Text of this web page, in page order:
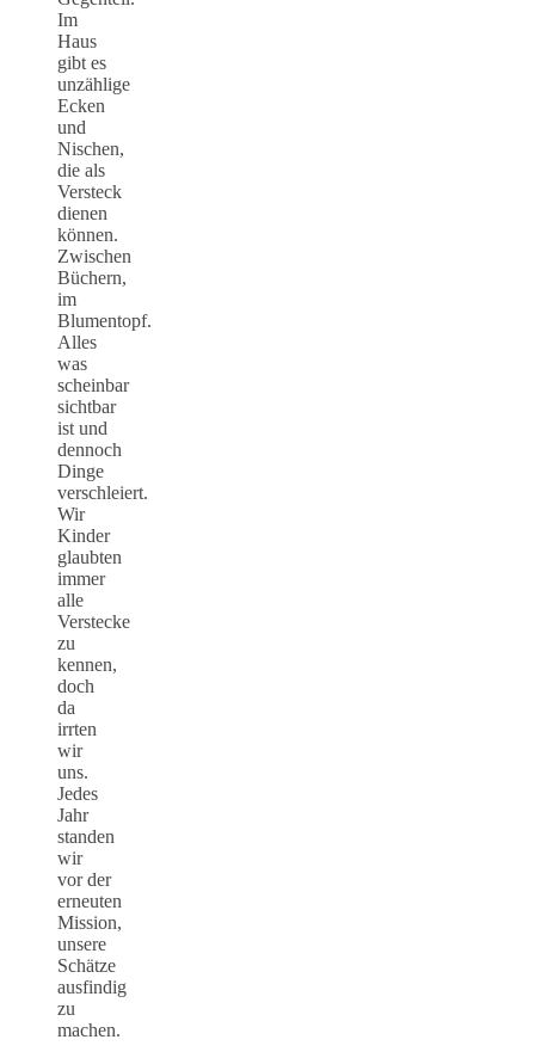
Im
Haus
gibt es
unzählige
Ecken
und
Nischen,
die als
Versteck
dienen
können.
Zwischen
Büchern,
im
Blumentopf.
Alles
was
scheinbar
sichtbar
ist und
dennoch
Dinge
verschleiert.
Wir
Kinder
glaubten
immer
alle
Verstecke
zu
kennen,
doch
da
irrten
wir
uns.
Jedes
Jahr
standen
wir
vor der
erneuten
Mission,
unsere
Schätze
ausfindig
zu
machen.